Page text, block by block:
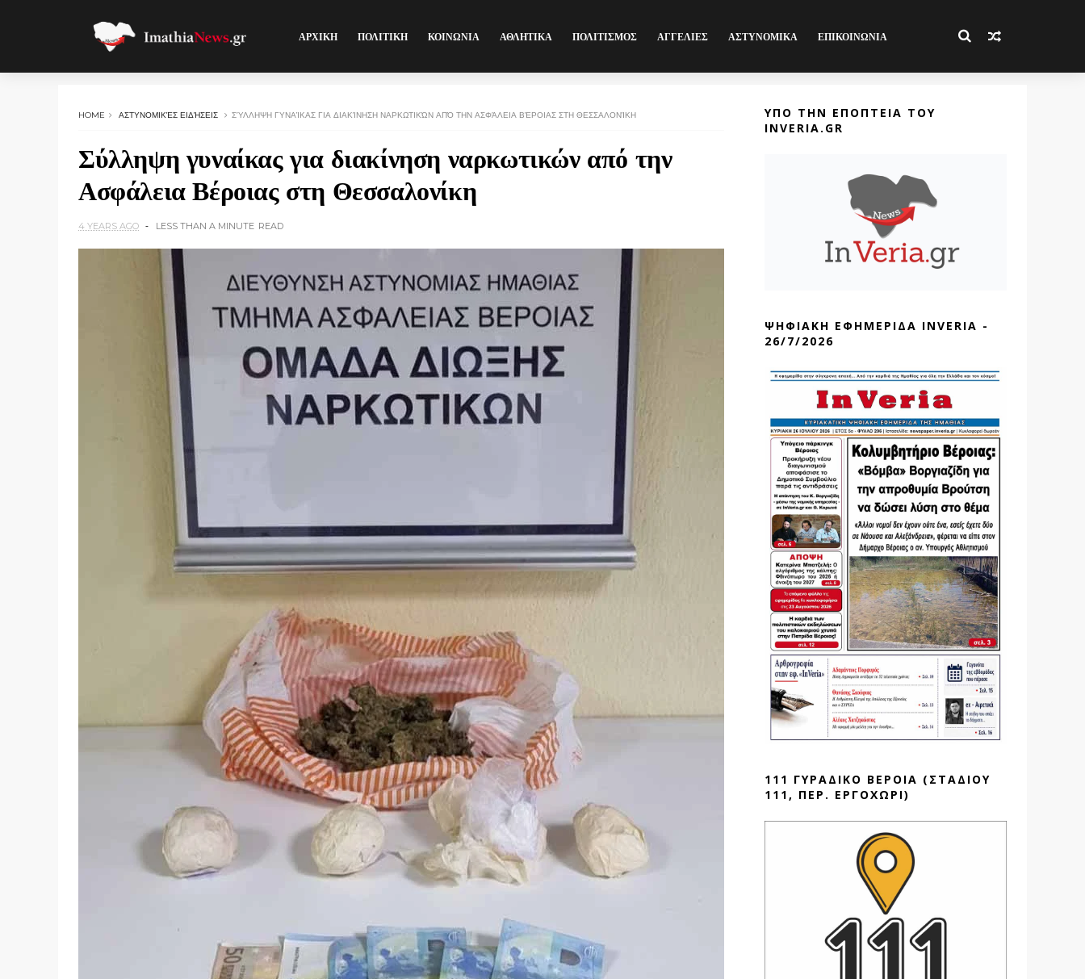
ΑΡΧΙΚΗ ΠΟΛΙΤΙΚΗ ΚΟΙΝΩΝΙΑ ΑΘΛΗΤΙΚΑ ΠΟΛΙΤΙΣΜΟΣ ΑΓΓΕΛΙΕΣ ΑΣΤΥΝΟΜΙΚΑ ΕΠΙΚΟΙΝΩΝΙΑ
HOME ΑΣΤΥΝΟΜΙΚΈΣ ΕΙΔΉΣΕΙΣ ΣΎΛΛΗΨΗ ΓΥΝΑΊΚΑΣ ΓΙΑ ΔΙΑΚΊΝΗΣΗ ΝΑΡΚΩΤΙΚΏΝ ΑΠΌ ΤΗΝ ΑΣΦΆΛΕΙΑ ΒΈΡΟΙΑΣ ΣΤΗ ΘΕΣΣΑΛΟΝΊΚΗ
Σύλληψη γυναίκας για διακίνηση ναρκωτικών από την
Ασφάλεια Βέροιας στη Θεσσαλονίκη
4 YEARS AGO LESS THAN A MINUTE READ
ΥΠΟ ΤΗΝ ΕΠΟΠΤΕΙΑ ΤΟΥ
INVERIA.GR
ΨΗΦΙΑΚΗ ΕΦΗΜΕΡΙΔΑ INVERIA -
26/7/2026
111 ΓΥΡΑΔΙΚΟ ΒΕΡΟΙΑ (ΣΤΑΔΙΟΥ
111, ΠΕΡ. ΕΡΓΟΧΩΡΙ)